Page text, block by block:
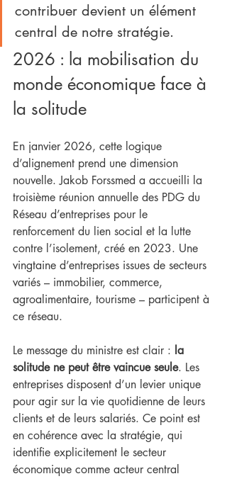
contribuer devient un élément
central de notre stratégie.
2026 : la mobilisation du
monde économique face à
la solitude
En janvier 2026, cette logique
d’alignement prend une dimension
nouvelle. Jakob Forssmed a accueilli la
troisième réunion annuelle des PDG du
Réseau d’entreprises pour le
renforcement du lien social et la lutte
contre l’isolement, créé en 2023. Une
vingtaine d’entreprises issues de secteurs
variés – immobilier, commerce,
agroalimentaire, tourisme – participent à
ce réseau.
Le message du ministre est clair : la
solitude ne peut être vaincue seule. Les
entreprises disposent d’un levier unique
pour agir sur la vie quotidienne de leurs
clients et de leurs salariés. Ce point est
en cohérence avec la stratégie, qui
identifie explicitement le secteur
économique comme acteur central